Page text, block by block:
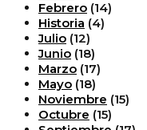
Febrero (14)
Historia (4)
Julio (12)
Junio (18)
Marzo (17)
Mayo (18)
Noviembre (15)
Octubre (15)